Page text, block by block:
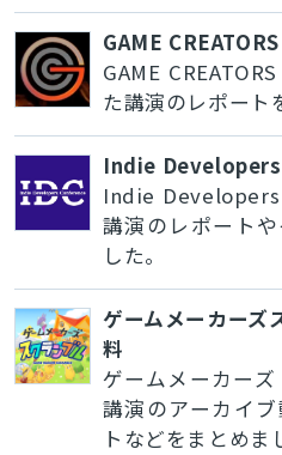
GAME
GAME
た講演のレポート
Indie
Indie
講演のレポート
した。
ゲームメーカーズ
料
ゲームメーカー
講演のアーカイ
トなどをまとめま